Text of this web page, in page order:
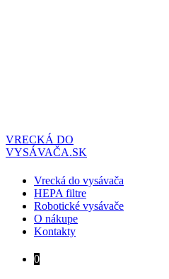
VRECKÁ DO
VYSÁVAČA.SK
Vrecká do vysávača
HEPA filtre
Robotické vysávače
O nákupe
Kontakty
0